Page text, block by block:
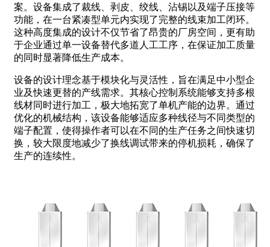
案。设备集成了裁线、剥皮、绞线、沾锡以及端子压接等
功能，在一台紧凑型单元内实现了完整的线束加工闭环。
这种高度集成的设计不仅节省了昂贵的厂房空间，更有助
于企业通过单一设备替代多道人工工序，在保证加工质量
的同时显著降低生产成本。
设备的设计理念基于模块化与灵活性，旨在满足中小型企
业及快速更替的产线需求。其核心控制系统能够支持多根
线材同时进行加工，极大地拓宽了单机产能的边界。通过
优化的机械结构，该设备能够适应多种线径与不同类型的
端子配置，使得操作者可以在不同的生产任务之间快速切
换，较大限度地减少了换线调试带来的停机损耗，确保了
生产的连续性。